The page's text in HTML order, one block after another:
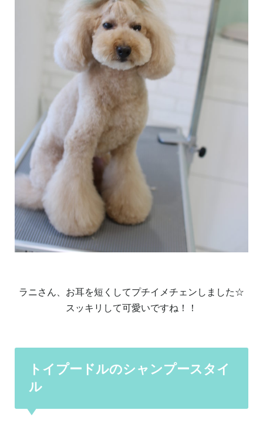
ラニさん、お耳を短くしてプチイメチェンしました☆
スッキリして可愛いですね！！
トイプードルのシャンプースタイ
ル